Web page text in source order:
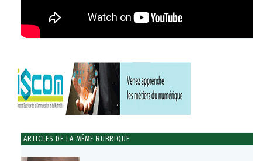
ARTICLES DE LA MÊME RUBRIQUE